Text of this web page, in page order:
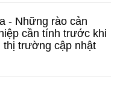
- Những rào cản
cần tính trước khi
thị trường cập nhật